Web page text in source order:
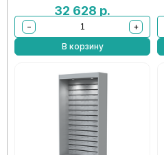
32 628 р.
−
+
В корзину